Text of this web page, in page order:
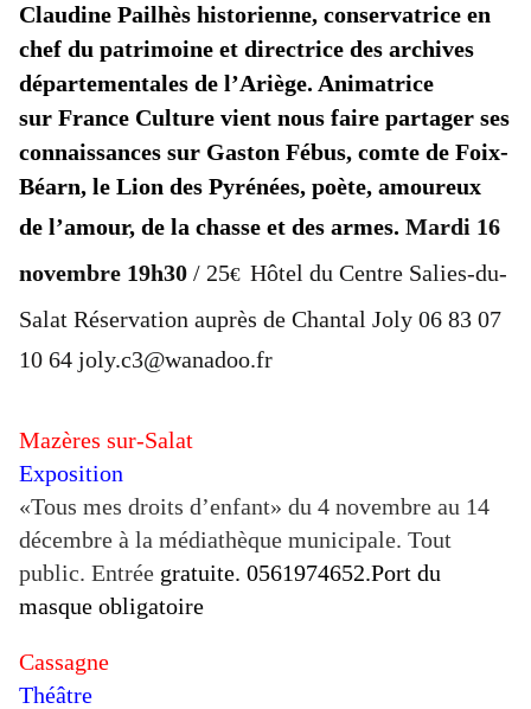
Claudine Pailhès historienne, conservatrice en
chef du patrimoine et directrice des archives
départementales de l’Ariège. Animatrice
sur France Culture vient nous faire partager ses
connaissances sur Gaston Fébus, comte de Foix-
Béarn, le Lion des Pyrénées, poète, amoureux
de l’amour, de la chasse et des armes. Mardi 16
novembre 19h30 / 25€ Hôtel du Centre Salies-du-
Salat Réservation auprès de Chantal Joly 06 83 07
10 64 joly.c3@wanadoo.fr
Mazères sur-Salat
Exposition
«Tous mes droits d’enfant» du 4 novembre au 14
décembre à la médiathèque municipale. Tout
public. Entrée gratuite. 0561974652.Port du
masque obligatoire
Cassagne
Théâtre